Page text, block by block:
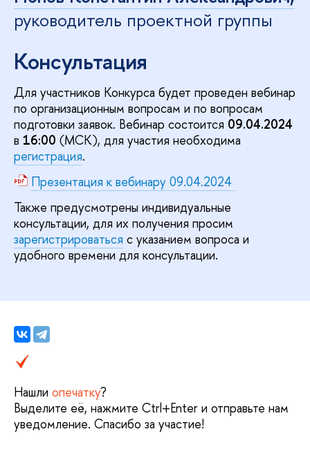
руководитель проектной группы
Консультация
Для участников Конкурса будет проведен вебинар
по организационным вопросам и по вопросам
подготовки заявок. Вебинар состоится 09.04.2024
в 16:00 (МСК), для участия необходима
регистрация.
Презентация к вебинару 09.04.2024
Также предусмотрены индивидуальные
консультации, для их получения просим
зарегистрироваться с указанием вопроса и
удобного времени для консультации.
Нашли опечатку?
Выделите её, нажмите Ctrl+Enter и отправьте нам
уведомление. Спасибо за участие!